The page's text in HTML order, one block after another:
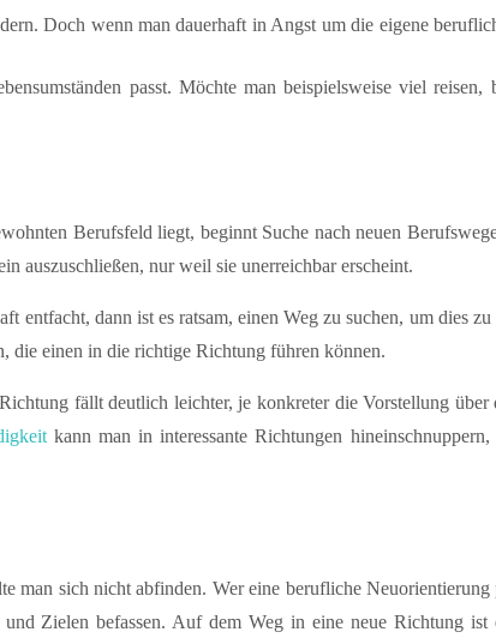
Doch wenn man dauerhaft in Angst um die eigene
passt. Möchte man beispielsweise viel reisen,
Berufsfeld liegt, beginnt Suche nach neuen
auszuschließen, nur weil sie unerreichbar erscheint.
entfacht, dann ist es ratsam, einen Weg zu suchen, um dies
die einen in die richtige Richtung führen können.
fällt deutlich leichter, je konkreter die Vorstellung über
kann man in interessante Richtungen
man sich nicht abfinden. Wer eine berufliche Neuorientierung
Zielen befassen. Auf dem Weg in eine neue Richtung ist